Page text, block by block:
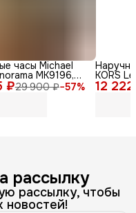
₽29 900 ₽−57%
часы Michael
MK9196,
сталь, 12
KORS
сталь
рассылку
рассылку, чтобы
новостей!